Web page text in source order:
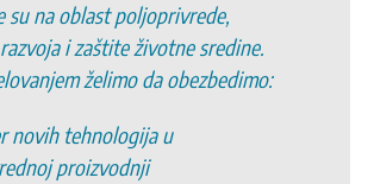
su na oblast poljoprivrede,
i zaštite životne sredine.
želimo da obezbedimo:
novih tehnologija u
proizvodnji